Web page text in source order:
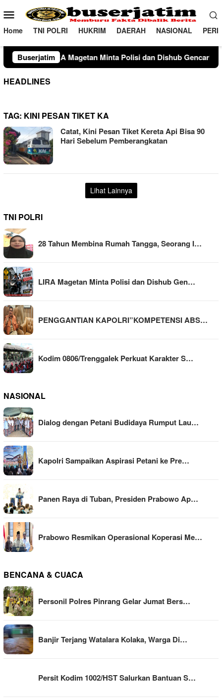
ke
konten
Menu
Mobile
Home TNI POLRI HUKRIM DAERAH NASIONAL
Buserjatim
Minta Polisi dan Dishub Gencarkan Sosialisasi Edukasi
HEADLINES
TAG: KINI PESAN TIKET KA
Catat, Kini Pesan Tiket Kereta Api Bisa 90
Hari Sebelum Pemberangkatan
Lihat Lainnya
TNI POLRI
28 Tahun Membina Rumah Tangga, Seorang I…
LIRA Magetan Minta Polisi dan Dishub Gen…
PENGGANTIAN KAPOLRI”KOMPETENSI ABS…
Kodim 0806/Trenggalek Perkuat Karakter S…
NASIONAL
Dialog dengan Petani Budidaya Rumput Lau…
Kapolri Sampaikan Aspirasi Petani ke Pre…
Panen Raya di Tuban, Presiden Prabowo Ap…
Prabowo Resmikan Operasional Koperasi Me…
BENCANA & CUACA
Personil Polres Pinrang Gelar Jumat Bers…
Banjir Terjang Watalara Kolaka, Warga Di…
Persit Kodim 1002/HST Salurkan Bantuan S…